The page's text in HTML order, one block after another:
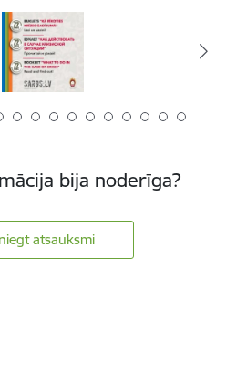
bija noderīga?
atsauksmi